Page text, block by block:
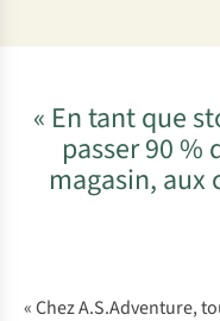
« En tant que
passer 90 %
magasin, aux
« Chez A.S.Adventure,